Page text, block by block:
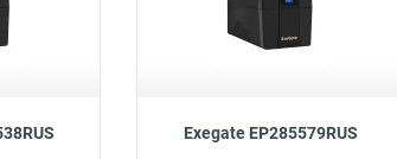
Exegate EP285579RUS